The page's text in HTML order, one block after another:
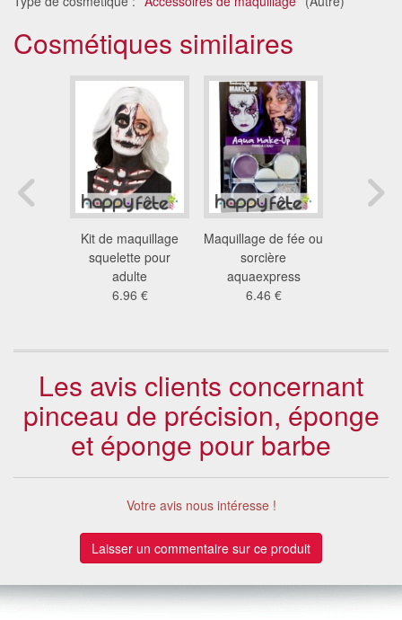
Cosmétiques similaires
Kit de maquillage
squelette pour
adulte
6.96 €
Maquillage de fée ou
sorcière
aquaexpress
6.46 €
Les avis clients concernant
pinceau de précision, éponge
et éponge pour barbe
Votre avis nous intéresse !
Laisser un commentaire sur ce produit